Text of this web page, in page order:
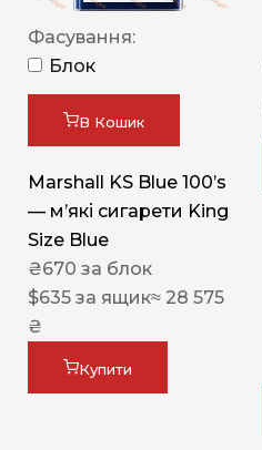
Фасування:
Блок
В Кошик
Marshall KS Blue 100’s
— м’які сигарети King
Size Blue
₴670 за блок
$635 за ящик≈ 28 575
₴
Купити